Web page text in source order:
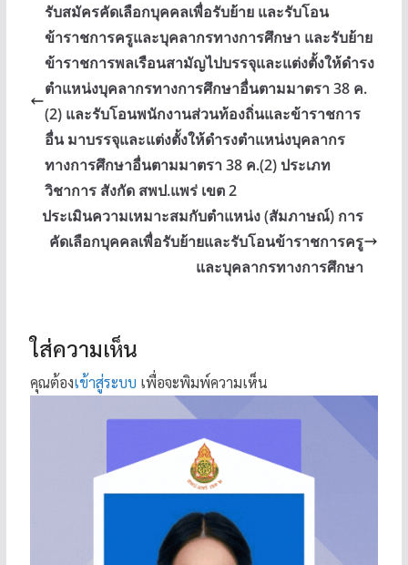
รับสมัครคัดเลือกบุคคลเพื่อรับย้าย และรับโอน
ข้าราชการครูและบุคลากรทางการศึกษา และรับย้าย
ข้าราชการพลเรือนสามัญไปบรรจุและแต่งตั้งให้ดำรง
ตำแหน่งบุคลากรทางการศึกษาอื่นตามมาตรา 38 ค.
(2) และรับโอนพนักงานส่วนท้องถิ่นและข้าราชการ
อื่น มาบรรจุและแต่งตั้งให้ดำรงตำแหน่งบุคลากร
ทางการศึกษาอื่นตามมาตรา 38 ค.(2) ประเภท
วิชาการ สังกัด สพป.แพร่ เขต 2
ประเมินความเหมาะสมกับตำแหน่ง (สัมภาษณ์) การ
คัดเลือกบุคคลเพื่อรับย้ายและรับโอนข้าราชการครู
และบุคลากรทางการศึกษา
ใส่ความเห็น
คุณต้องเข้าสู่ระบบ เพื่อจะพิมพ์ความเห็น